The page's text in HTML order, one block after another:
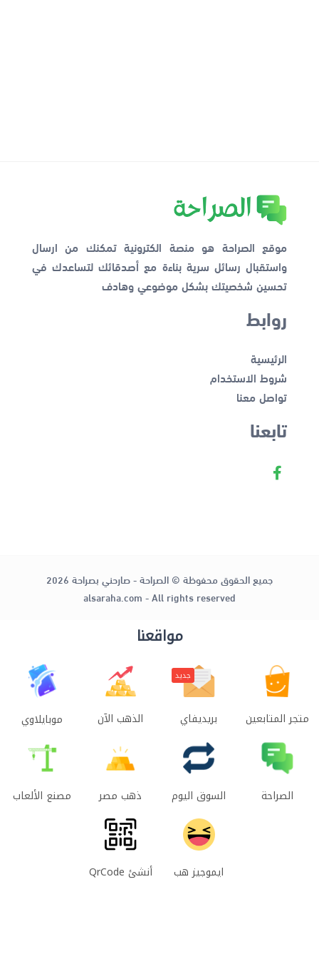
موقع الصراحة هو منصة الكترونية تمكنك من ارسال
واستقبال رسائل سرية بناءة مع أصدقائك لتساعدك في
تحسين شخصيتك بشكل موضوعي وهادف
روابط
الرئيسية
شروط الاستخدام
تواصل معنا
تابعنا
جميع الحقوق محفوظة © الصراحة - صارحني بصراحة 2026
alsaraha.com - All rights reserved